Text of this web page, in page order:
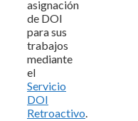
asignación
de DOI
para sus
trabajos
mediante
el
Servicio
DOI
Retroactivo.